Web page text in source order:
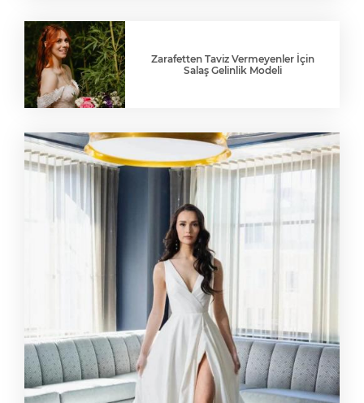
Zarafetten Taviz Vermeyenler İçin
Salaş Gelinlik Modeli